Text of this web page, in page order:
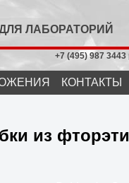
ЛАБОРАТОРИЙ
+7 (495) 987
КОНТАКТЫ
из